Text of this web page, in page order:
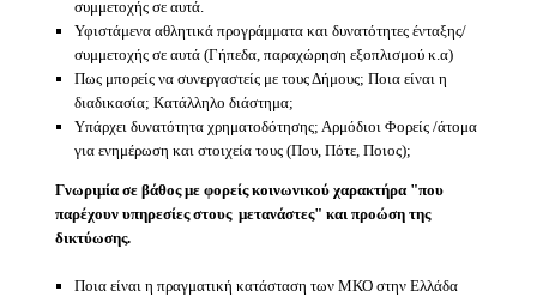
συμμετοχής σε αυτά.
Υφιστάμενα αθλητικά προγράμματα και δυνατότητες ένταξης/
συμμετοχής σε αυτά (Γήπεδα, παραχώρηση εξοπλισμού κ.α)
Πως μπορείς να συνεργαστείς με τους Δήμους; Ποια είναι η
διαδικασία; Κατάλληλο διάστημα;
Υπάρχει δυνατότητα χρηματοδότησης; Αρμόδιοι Φορείς /άτομα
για ενημέρωση και στοιχεία τους (Που, Πότε, Ποιος);
Γνωριμία σε βάθος με φορείς κοινωνικού χαρακτήρα "που
παρέχουν υπηρεσίες στους μετανάστες" και προώση της
δικτύωσης.
Ποια είναι η πραγματική κατάσταση των ΜΚΟ στην Ελλάδα